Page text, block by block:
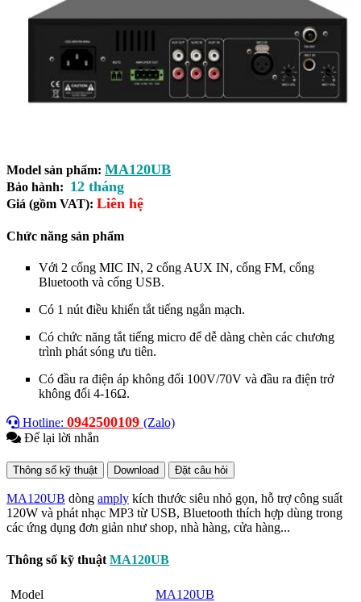
Model sản phẩm: MA120UB
Bảo hành: 12 tháng
Giá (gồm VAT): Liên hệ
Chức năng sản phẩm
Với 2 cổng MIC IN, 2 cổng AUX IN, cổng FM, cổng
Bluetooth và cổng USB.
Có 1 nút điều khiển tắt tiếng ngắn mạch.
Có chức năng tắt tiếng micro để dễ dàng chèn các chương
trình phát sóng ưu tiên.
Có đầu ra điện áp không đổi 100V/70V và đầu ra điện trở
không đổi 4-16Ω.
Hotline: 0942500109 (Zalo)
Để lại lời nhắn
Thông số kỹ thuật Download Đặt câu hỏi
MA120UB dòng amply kích thước siêu nhỏ gọn, hỗ trợ công suất
120W và phát nhạc MP3 từ USB, Bluetooth thích hợp dùng trong
các ứng dụng đơn giản như shop, nhà hàng, cửa hàng...
Thông số kỹ thuật MA120UB
Model
MA120UB